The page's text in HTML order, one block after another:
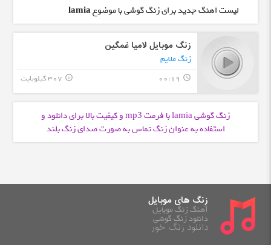
لیست اهنگ جدید برای زنگ گوشی با موضوعlamia
زنگ موبایل لامیا غمگین
زنگ ملایم
query_builder
00:19 307 کیلوبایت info_outline
زنگ گوشی lamia با فرمت mp3 و کیفیت بالا برای دانلود و
استفاده به عنوان زنگ تماس به صورت صدای زنگ بلند
زنگ های موبایل
آهنگ زنگ موبایل
دانلود زنگ گوشی
دانلود زنگ خور